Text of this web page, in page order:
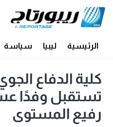
الرئيسية ليبيا سياسة
كلية الدفاع
تستقبل وفدًا
رفيع المستوى